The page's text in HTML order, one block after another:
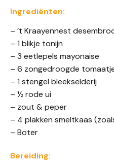
Ingrediënten:
– ’t Kraayennest
– 1 blikje tonijn
– 3 eetlepels mayonaise
– 6 zongedroogde tomaat
– 1 stengel bleekselderij
– ½ rode ui
– zout & peper
– 4 plakken smeltkaas
– Boter
Bereiding: